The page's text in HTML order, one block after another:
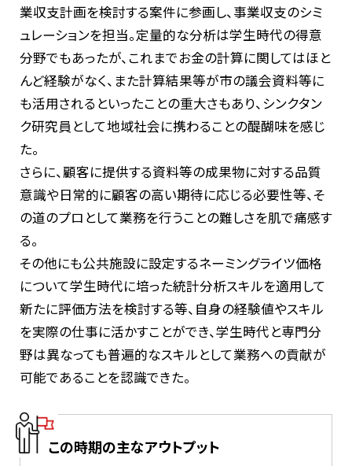
業収支計画を検討する案件に参画し、事業収支のシミ
ュレーションを担当。定量的な分析は学生時代の得意
分野でもあったが、これまでお金の計算に関してはほと
んど経験がなく、また計算結果等が市の議会資料等に
も活用されるといったことの重大さもあり、シンクタン
ク研究員として地域社会に携わることの醍醐味を感じ
た。
さらに、顧客に提供する資料等の成果物に対する品質
意識や日常的に顧客の高い期待に応じる必要性等、そ
の道のプロとして業務を行うことの難しさを肌で痛感す
る。
その他にも公共施設に設定するネーミングライツ価格
について学生時代に培った統計分析スキルを適用して
新たに評価方法を検討する等、自身の経験値やスキル
を実際の仕事に活かすことができ、学生時代と専門分
野は異なっても普遍的なスキルとして業務への貢献が
可能であることを認識できた。
この時期の主なアウトプット